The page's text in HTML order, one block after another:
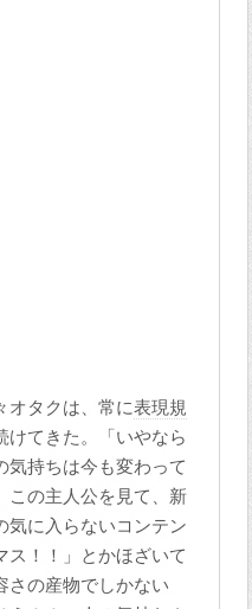
オタクは、常に表現規
けてきた。「いやなら
気持ちは今も変わって
この主人公を見て、新
気に入らないコンテン
ス！！」とかほざいて
さの産物でしかない